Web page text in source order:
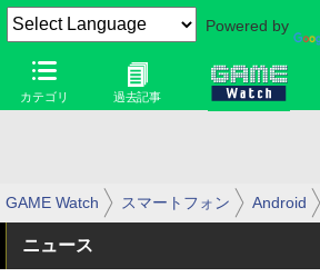
Powered by
カテゴリ 過去記事
GAME Watch スマートフォン Android
ニュース